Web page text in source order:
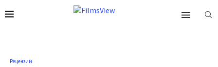
Рецензии